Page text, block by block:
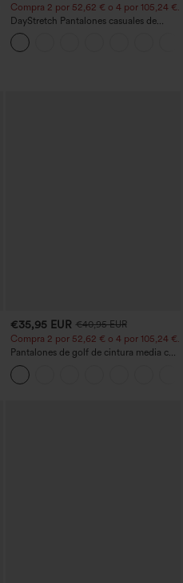
Compra 2 por 52,62 € o 4 por 105,24 €.
DayStretch Pantalones casuales de
cintura alta con pernera tipo barril y
bolsillos
€35,95 EUR €40,95 EUR
Compra 2 por 52,62 € o 4 por 105,24 €.
Pantalones de golf de cintura media con
cordón, dobladillo curvo, secado rápido,
de corte cónico y con bolsillos - UPF40+